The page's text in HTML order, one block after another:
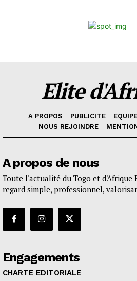
Elite
A PROPOS PUBLICITE EQUIPE
NOUS REJOINDRE
A propos de nous
Toute l'actualité du Togo et d'Afrique
regard simple, professionnel,
Engagements
CHARTE EDITORIALE